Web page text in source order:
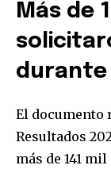
Más de
durante
El documento
Resultados
más de 141